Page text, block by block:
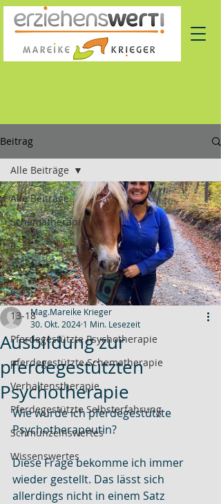
Beitrag
Alle Beiträge
Schematherapie
0-3
3-6
6-13
13-18
Pferdegestützte Psychotherapie
pferdegestützte Schematherapie
Verhaltenstherapie
Pferdegestützte Selbsterfahrung
Schmunzelnswertes
Wissenswertes
Alle Beiträge
Ausbildung zur
pferdegestützten
Psychotherapie
Mag.Mareike Krieger
30. Okt. 2024 1 Min. Lesezeit
Wie wurde ich pferdegestützte
Psychotherapeutin?
Diese Frage bekomme ich immer
wieder gestellt. Das lässt sich
allerdings nicht in einem Satz